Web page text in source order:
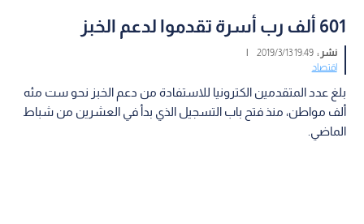
601 ألف رب أسرة تقدموا لدعم الخبز
نشر :19:49 2019/3/13
|
اقتصاد
بلغ عدد المتقدمين الكترونيا للاستفادة من دعم الخبز نحو ست مئه
ألف مواطن، منذ فتح باب التسجيل الذي بدأ في العشرين من شباط
الماضي.